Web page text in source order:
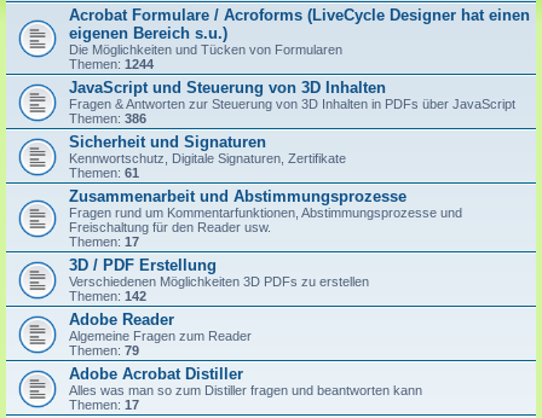
Acrobat Formulare / Acroforms (LiveCycle Designer hat einen
eigenen Bereich s.u.)
Die Möglichkeiten und Tücken von Formularen
Themen: 1244
JavaScript und Steuerung von 3D Inhalten
Fragen & Antworten zur Steuerung von 3D Inhalten in PDFs über JavaScript
Themen: 386
Sicherheit und Signaturen
Kennwortschutz, Digitale Signaturen, Zertifikate
Themen: 61
Zusammenarbeit und Abstimmungsprozesse
Fragen rund um Kommentarfunktionen, Abstimmungsprozesse und
Freischaltung für den Reader usw.
Themen: 17
3D / PDF Erstellung
Verschiedenen Möglichkeiten 3D PDFs zu erstellen
Themen: 142
Adobe Reader
Algemeine Fragen zum Reader
Themen: 79
Adobe Acrobat Distiller
Alles was man so zum Distiller fragen und beantworten kann
Themen: 17